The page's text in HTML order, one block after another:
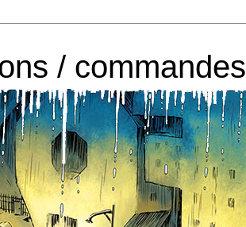
/ commandes